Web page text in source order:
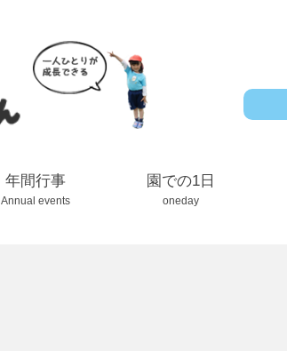
年間行事
Annual events
園での1日
oneday